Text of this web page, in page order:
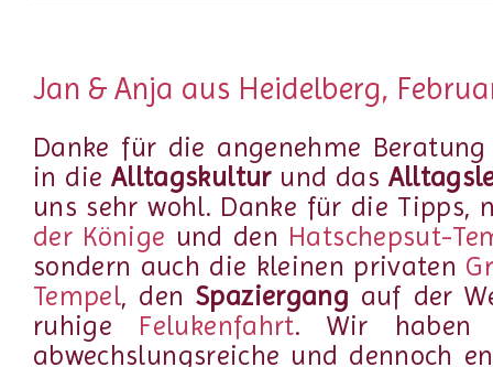
Jan & Anja aus Heidelberg,
Danke für die angenehme
in dieAlltagskulturund das
uns sehr wohl. Danke für die
der Könige und den Hatschepsut-
sondern auch die kleinen privaten
Tempel, denSpaziergang auf der
ruhige Felukenfahrt. Wir haben
abwechslungsreiche und dennoch